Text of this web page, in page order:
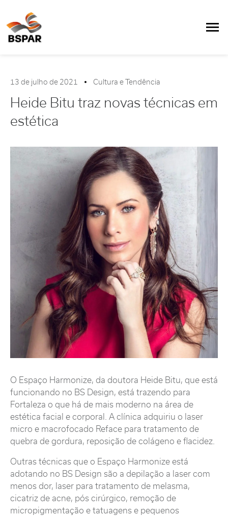
13 de julho de 2021 Cultura e Tendência
Heide Bitu traz novas técnicas em
estética
O Espaço Harmonize, da doutora Heide Bitu, que está
funcionando no BS Design, está trazendo para
Fortaleza o que há de mais moderno na área de
estética facial e corporal. A clínica adquiriu o laser
micro e macrofocado Reface para tratamento de
quebra de gordura, reposição de colágeno e flacidez.
Outras técnicas que o Espaço Harmonize está
adotando no BS Design são a depilação a laser com
menos dor, laser para tratamento de melasma,
cicatriz de acne, pós cirúrgico, remoção de
micropigmentação e tatuagens e pequenos